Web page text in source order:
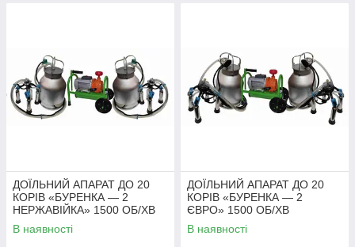
ДОЇЛЬНИЙ АПАРАТ ДО 20
КОРІВ «БУРЕНКА — 2
НЕРЖАВІЙКА» 1500 ОБ/ХВ
В наявності
ДОЇЛЬНИЙ АПАРАТ ДО 20
КОРІВ «БУРЕНКА — 2
ЄВРО» 1500 ОБ/ХВ
В наявності